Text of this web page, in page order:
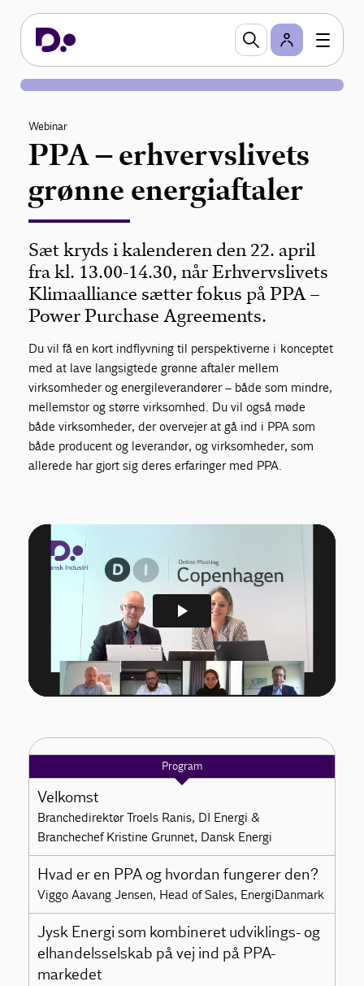
Webinar
PPA – erhvervslivets
grønne energiaftaler
Sæt kryds i kalenderen den 22. april
fra kl. 13.00-14.30, når Erhvervslivets
Klimaalliance sætter fokus på PPA –
Power Purchase Agreements.
Du vil få en kort indflyvning til perspektiverne i konceptet
med at lave langsigtede grønne aftaler mellem
virksomheder og energileverandører – både som mindre,
mellemstor og større virksomhed. Du vil også møde
både virksomheder, der overvejer at gå ind i PPA som
både producent og leverandør, og virksomheder, som
allerede har gjort sig deres erfaringer med PPA.
Program
Velkomst
Branchedirektør Troels Ranis, DI Energi &
Branchechef Kristine Grunnet, Dansk Energi
Hvad er en PPA og hvordan fungerer den?
Viggo Aavang Jensen, Head of Sales, EnergiDanmark
Jysk Energi som kombineret udviklings- og
elhandelsselskab på vej ind på PPA-
markedet